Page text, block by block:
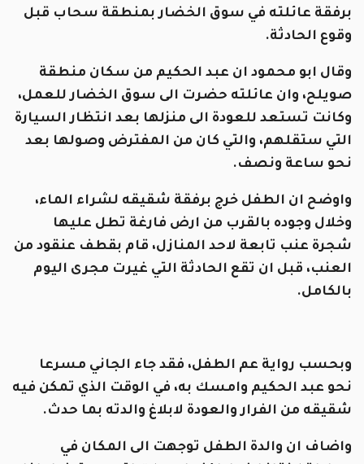
برفقة عائلته في سوق الخضار بمنطقة سحاب قبل
وقوع الحادثة.
وقال ابو محمود ان عبد الحكيم من سكان منطقة
صويلح، وان عائلته حضرت الى سوق الخضار للعمل،
وكانت تستعد للعودة الى منزلها بعد انتظار السيارة
التي ستقلهم، والتي كان من المفترض وصولها بعد
نحو ساعة ونصف.
واوضح ان الطفل خرج برفقة شقيقه لشراء الماء،
وخلال وجوده بالقرب من ارض فارغة تطل عليها
شجرة عنب تابعة لاحد المنازل، قام بقطف عنقود من
العنب، قبل ان تقع الحادثة التي غيرت مجرى اليوم
بالكامل.
وبحسب رواية عم الطفل، فقد جاء الجاني مسرعا
نحو عبد الحكيم وامسك به، في الوقت الذي تمكن فيه
شقيقه من الفرار والعودة لابلاغ والدته بما حدث.
واضاف ان والدة الطفل توجهت الى المكان في